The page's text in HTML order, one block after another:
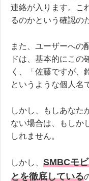
連絡が入ります。こ
るのかという確認の
また、ユーザーへの
ドは、基本的にこの
く、「佐藤ですが、
というような個人名
しかし、もしあなた
ない場合は、もしか
しれません。
しかし、 SMBCモ
とを徹底している